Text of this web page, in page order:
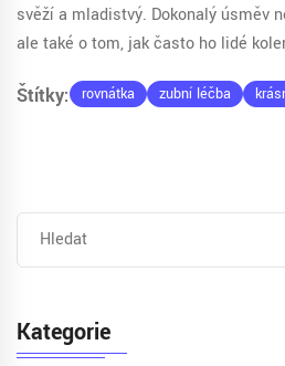
svěží a mladistvý. Dokonalý úsměv
ale také o tom, jak často ho lidé
Štítky: rovnátka zubní léčba
Kategorie